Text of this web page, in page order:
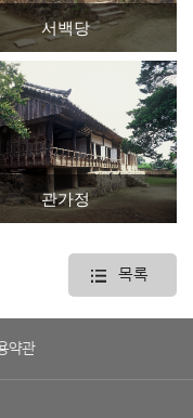
서백당
관가정
목록
약관